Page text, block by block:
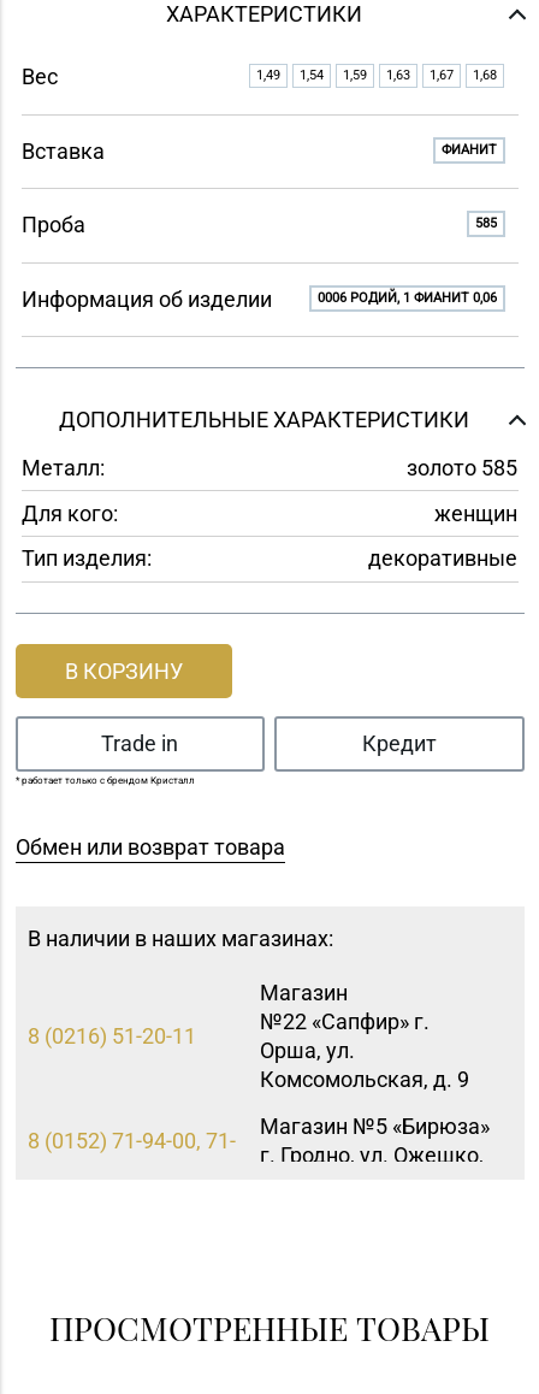
ХАРАКТЕРИСТИКИ
Вес 1,49 1,54 1,59 1,63 1,67 1,68
Вставка ФИАНИТ
Проба 585
Информация об изделии 0006 РОДИЙ, 1 ФИАНИТ 0,06
ДОПОЛНИТЕЛЬНЫЕ ХАРАКТЕРИСТИКИ
Металл:
золото 585
Для кого:
женщин
Тип изделия:
декоративные
В КОРЗИНУ
Trade in Кредит
* работает только с брендом Кристалл
Обмен или возврат товара
В наличии в наших магазинах:
8 (0216) 51-20-11
Магазин
№22 «Сапфир» г.
Орша, ул.
Комсомольская, д. 9
8 (0152) 71-94-00, 71-
Магазин №5 «Бирюза»
г. Гродно, ул. Ожешко,
Купалы, д. 87 (ТРК
TRINITI)
ПРОСМОТРЕННЫЕ ТОВАРЫ